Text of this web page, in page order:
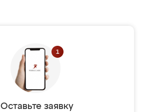
Оставьте заявку